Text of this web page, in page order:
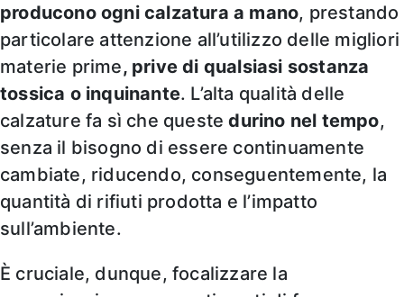
producono ogni calzatura a mano, prestando
particolare attenzione all’utilizzo delle migliori
materie prime, prive di qualsiasi sostanza
tossica o inquinante. L’alta qualità delle
calzature fa sì che questedurino nel tempo,
senza il bisogno di essere continuamente
cambiate, riducendo, conseguentemente, la
quantità di rifiuti prodotta e l’impatto
sull’ambiente.
È cruciale, dunque, focalizzare la